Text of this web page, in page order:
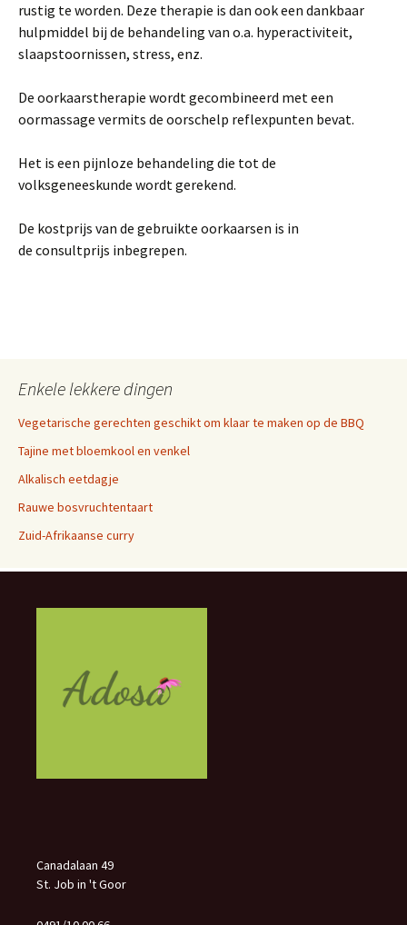
rustig te worden. Deze therapie is dan ook een dankbaar
hulpmiddel bij de behandeling van o.a. hyperactiviteit,
slaapstoornissen, stress, enz.
De oorkaarstherapie wordt gecombineerd met een
oormassage vermits de oorschelp reflexpunten bevat.
Het is een pijnloze behandeling die tot de
volksgeneeskunde wordt gerekend.
De kostprijs van de gebruikte oorkaarsen is in
de consultprijs inbegrepen.
Enkele lekkere dingen
Vegetarische gerechten geschikt om klaar te maken op de BBQ
Tajine met bloemkool en venkel
Alkalisch eetdagje
Rauwe bosvruchtentaart
Zuid-Afrikaanse curry
Canadalaan 49
St. Job in 't Goor